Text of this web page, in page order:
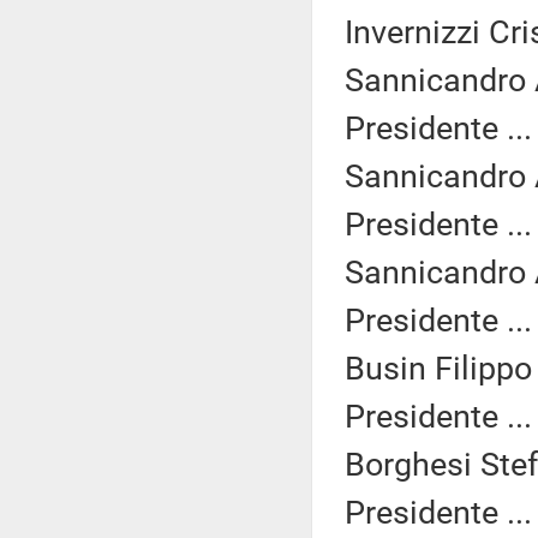
Invernizzi
Sannicandro
Presidente
Sannicandro
Presidente
Sannicandro
Presidente
Busin
Presidente
Borghesi
Presidente